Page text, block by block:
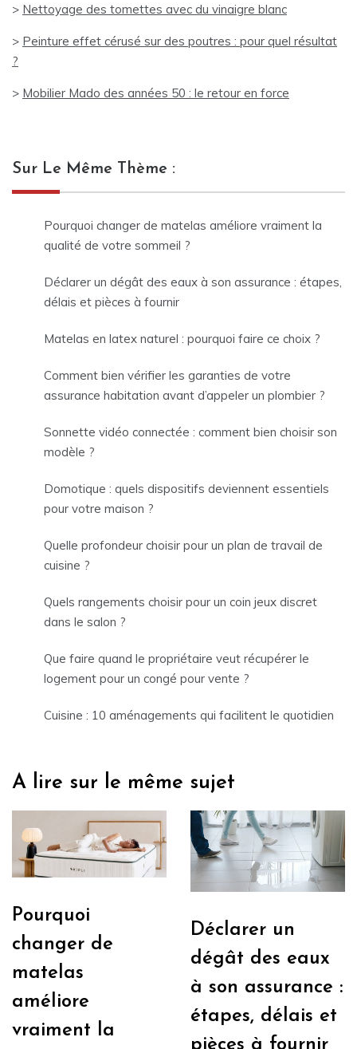
> Nettoyage des tomettes avec du vinaigre blanc
> Peinture effet cérusé sur des poutres : pour quel résultat
?
> Mobilier Mado des années 50 : le retour en force
Sur Le Même Thème :
Pourquoi changer de matelas améliore vraiment la
qualité de votre sommeil ?
Déclarer un dégât des eaux à son assurance : étapes,
délais et pièces à fournir
Matelas en latex naturel : pourquoi faire ce choix ?
Comment bien vérifier les garanties de votre
assurance habitation avant d’appeler un plombier ?
Sonnette vidéo connectée : comment bien choisir son
modèle ?
Domotique : quels dispositifs deviennent essentiels
pour votre maison ?
Quelle profondeur choisir pour un plan de travail de
cuisine ?
Quels rangements choisir pour un coin jeux discret
dans le salon ?
Que faire quand le propriétaire veut récupérer le
logement pour un congé pour vente ?
Cuisine : 10 aménagements qui facilitent le quotidien
A lire sur le même sujet
Pourquoi
changer de
matelas
améliore
vraiment la
Déclarer un
dégât des eaux
à son assurance :
étapes, délais et
pièces à fournir